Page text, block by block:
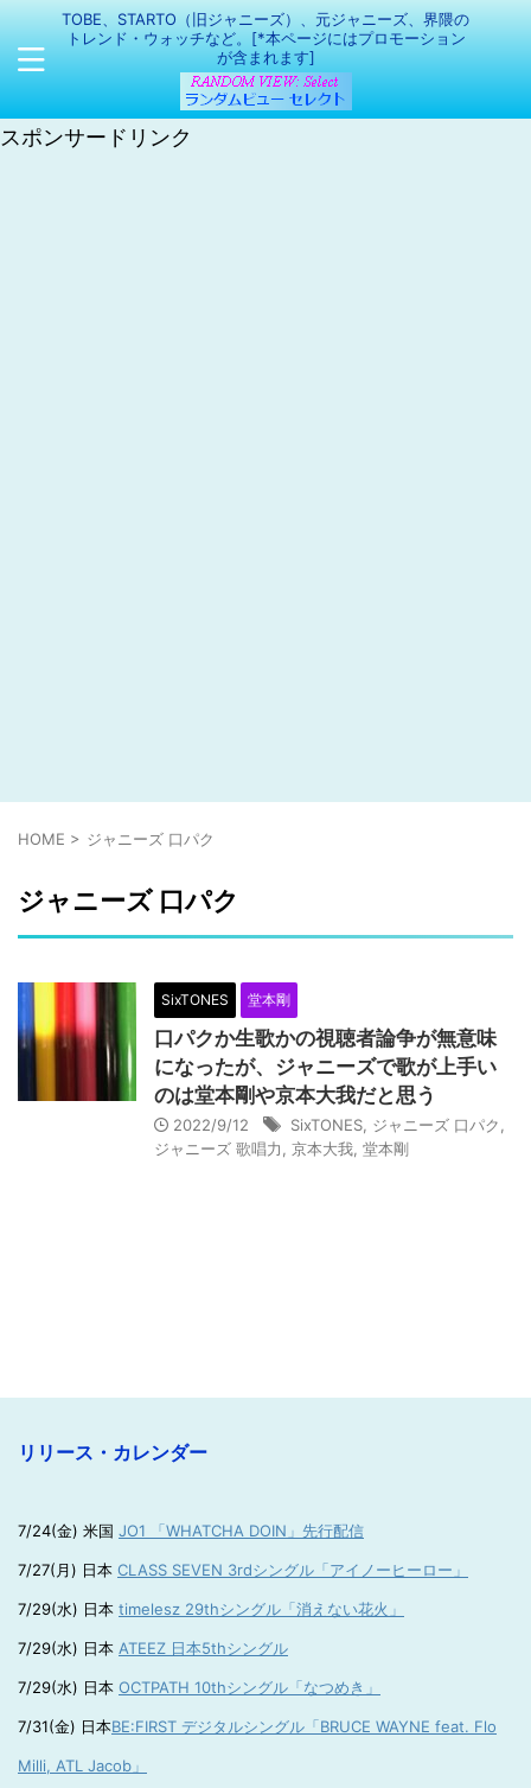
TOBE、STARTO（旧ジャニーズ）、元ジャニーズ、界隈の
トレンド・ウォッチなど。[*本ページにはプロモーション
が含まれます]
スポンサードリンク
HOME > ジャニーズ 口パク
ジャニーズ 口パク
SixTONES 堂本剛
口パクか生歌かの視聴者論争が無意味
になったが、ジャニーズで歌が上手い
のは堂本剛や京本大我だと思う
2022/9/12 SixTONES ジャニーズ 口パク
ジャニーズ 歌唱力
京本大我 堂本剛
リリース・カレンダー
7/24(金) 米国 JO1 「WHATCHA DOIN」先行配信
7/27(月) 日本 CLASS SEVEN 3rdシングル「アイノーヒーロー」
7/29(水) 日本 timelesz 29thシングル「消えない花火」
7/29(水) 日本 ATEEZ 日本5thシングル
7/29(水) 日本 OCTPATH 10thシングル「なつめき」
7/31(金) 日本BE:FIRST デジタルシングル「BRUCE WAYNE feat. Flo
Milli, ATL Jacob」